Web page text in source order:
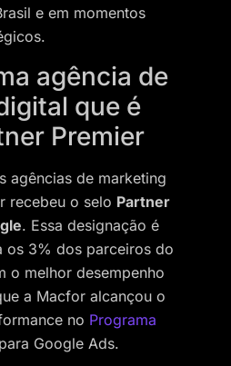
e em momentos
agência de
que é
Premier
agências de marketing
recebeu o selo Partner
. Essa designação é
os 3% dos parceiros do
o melhor desempenho
a Macfor alcançou o
no Programa
para Google Ads.